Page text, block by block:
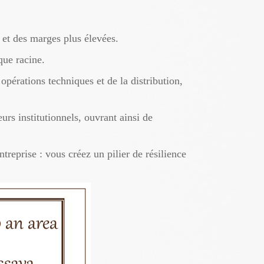
des marges plus élevées.
racine.
techniques et de la distribution,
institutionnels, ouvrant ainsi de
: vous créez un pilier de résilience